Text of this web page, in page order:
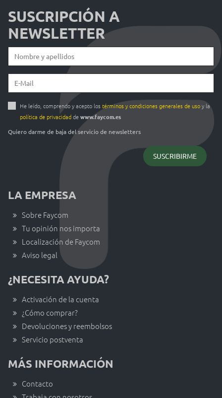
SUSCRIPCIÓN A
NEWSLETTER
He leído, comprendo y acepto los términos y condiciones generales de usoy la
política de privacidaddewww.faycom.es
Quiero darme de baja del servicio de newsletters
LA EMPRESA
Sobre Faycom
Tu opinión nos importa
Localización de Faycom
Aviso legal
¿NECESITA AYUDA?
Activación de la cuenta
¿Cómo comprar?
Devoluciones y reembolsos
Servicio postventa
MÁS INFORMACIÓN
Contacto